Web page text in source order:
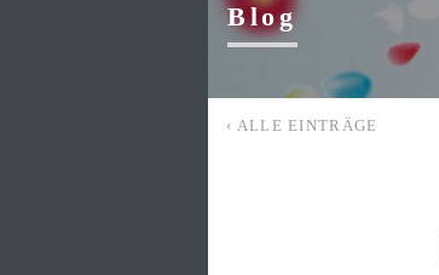
Blog
‹ ALLE EINTRÄGE